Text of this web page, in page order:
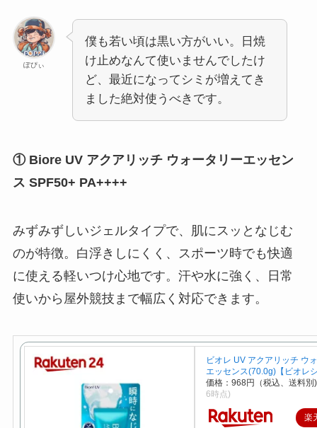
ぽぴぃ
僕も若い頃は黒い方がいい。日焼
け止めなんて使いませんでしたけ
ど、最近になってシミが増えてき
ました絶対使うべきです。
① Biore UV アクアリッチ ウォータリーエッセン
ス SPF50+ PA++++
みずみずしいジェルタイプで、肌にスッとなじむ
のが特徴。白浮きしにくく、スポーツ時でも快適
に使える軽いつけ心地です。汗や水に強く、日常
使いから屋外競技まで幅広く対応できます。
ビオレ UV アクアリッチ ウ
エッセンス(70.0g)【ビオレ
価格：968円（税込、送料別)
6時点)
楽